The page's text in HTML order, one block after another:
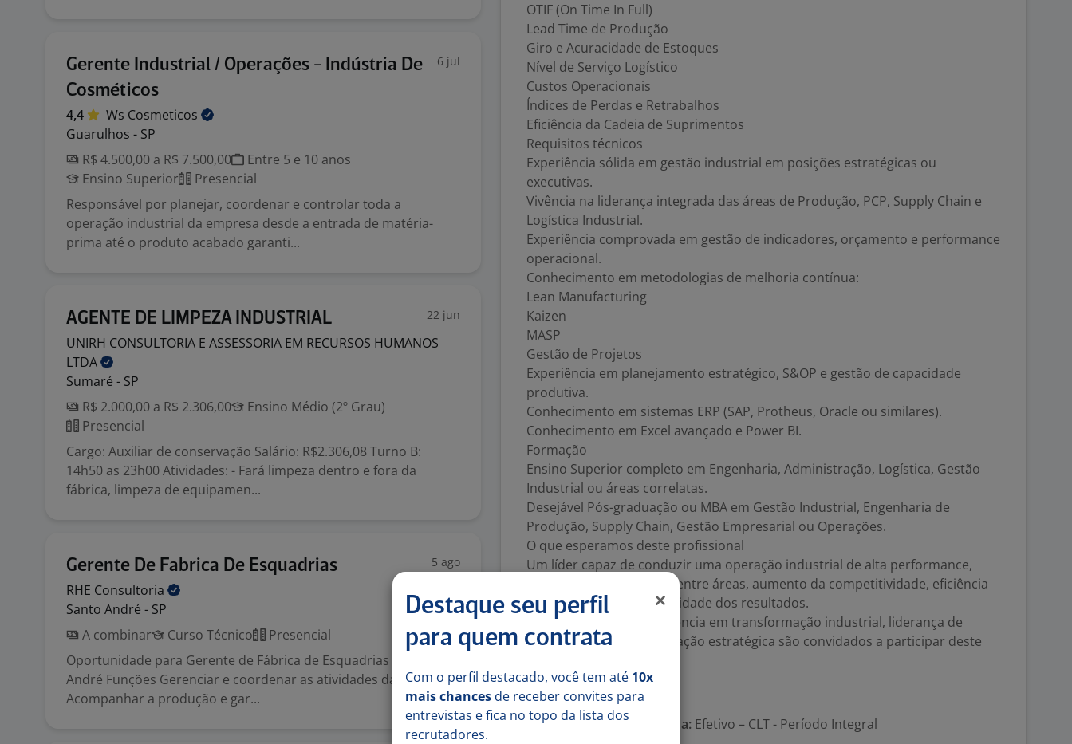
Gerente Industrial / Operações - Indústria De
Cosméticos
6 jul
4,4 Ws Cosmeticos
Guarulhos - SP
R$ 4.500,00 a R$ 7.500,00
Entre 5 e 10 anos
Ensino Superior
Presencial
Responsável por planejar, coordenar e controlar toda a
operação industrial da empresa desde a entrada de matéria-
prima até o produto acabado garanti...
AGENTE DE LIMPEZA INDUSTRIAL 22 jun
UNIRH CONSULTORIA E ASSESSORIA EM RECURSOS HUMANOS
LTDA
Sumaré - SP
R$ 2.000,00 a R$ 2.306,00
Ensino Médio (2º Grau)
Presencial
Cargo: Auxiliar de conservação Salário: R$2.306,08 Turno B:
14h50 as 23h00 Atividades: - Fará limpeza dentro e fora da
fábrica, limpeza de equipamen...
Gerente De Fabrica De Esquadrias 5 ago
RHE Consultoria
Santo André - SP
A combinar
Curso Técnico
Presencial
Oportunidade para Gerente de Fábrica de Esquadrias em Santo
André Funções Gerenciar e coordenar as atividades da fábrica;
Acompanhar a produção e gar...
OTIF (On Time In Full)
Lead Time de Produção
Giro e Acuracidade de Estoques
Nível de Serviço Logístico
Custos Operacionais
Índices de Perdas e Retrabalhos
Eficiência da Cadeia de Suprimentos
Requisitos técnicos
Experiência sólida em gestão industrial em posições estratégicas ou
executivas.
Vivência na liderança integrada das áreas de Produção, PCP, Supply Chain e
Logística Industrial.
Experiência comprovada em gestão de indicadores, orçamento e performance
operacional.
Conhecimento em metodologias de melhoria contínua:
Lean Manufacturing
Kaizen
MASP
Gestão de Projetos
Experiência em planejamento estratégico, S&OP e gestão de capacidade
produtiva.
Conhecimento em sistemas ERP (SAP, Protheus, Oracle ou similares).
Conhecimento em Excel avançado e Power BI.
Formação
Ensino Superior completo em Engenharia, Administração, Logística, Gestão
Industrial ou áreas correlatas.
Desejável Pós-graduação ou MBA em Gestão Industrial, Engenharia de
Produção, Supply Chain, Gestão Empresarial ou Operações.
O que esperamos deste profissional
Um líder capaz de conduzir uma operação industrial de alta performance,
promovendo integração entre áreas, aumento da competitividade, eficiência
operacional e sustentabilidade dos resultados.
Profissionais com experiência em transformação industrial, liderança de
grandes operações e atuação estratégica são convidados a participar deste
Número de vagas:1
Tipo de contrato e Jornada: Efetivo – CLT - Período Integral
Destaque seu perfil
para quem contrata
Com o perfil destacado, você tem até 10x
mais chances de receber convites para
entrevistas e fica no topo da lista dos
recrutadores.